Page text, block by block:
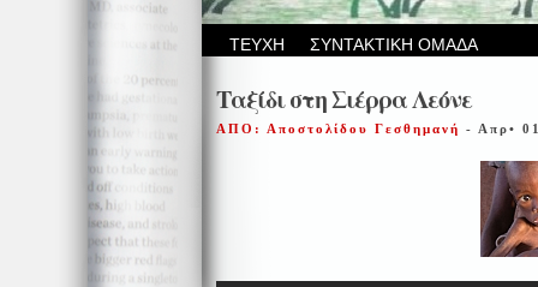
ΤΕΥΧΗ ΣΥΝΤΑΚΤΙΚΗ ΟΜΑΔΑ
Ταξίδι στη Σιέρρα Λεόνε
ΑΠΟ: Αποστολίδου Γεσθημανή - Απρ•